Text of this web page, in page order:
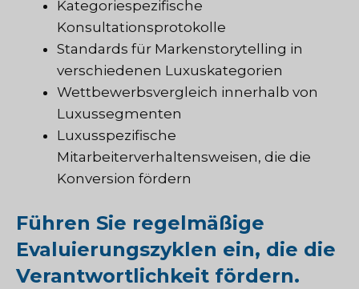
Kategoriespezifische
Konsultationsprotokolle
Standards für Markenstorytelling in
verschiedenen Luxuskategorien
Wettbewerbsvergleich innerhalb von
Luxussegmenten
Luxusspezifische
Mitarbeiterverhaltensweisen, die die
Konversion fördern
Führen Sie regelmäßige
Evaluierungszyklen ein, die die
Verantwortlichkeit fördern.